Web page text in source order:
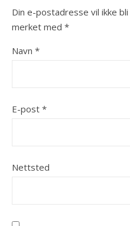
Din e-postadresse vil ikke
merket med *
Navn *
E-post *
Nettsted